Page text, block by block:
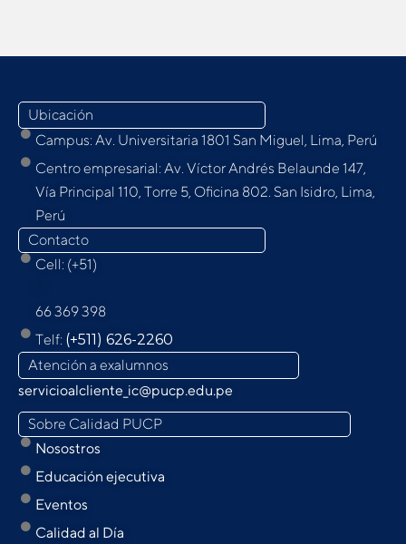
Ubicación
Campus: Av. Universitaria 1801 San Miguel, Lima, Perú
Centro empresarial: Av. Víctor Andrés Belaunde 147,
Vía Principal 110, Torre 5, Oﬁcina 802. San Isidro, Lima,
Perú
Contacto
Cell: (+51)
66 369 398
Telf: (+511) 626-2260
Atención a exalumnos
servicioalcliente_ic@pucp.edu.pe
Sobre Calidad PUCP
Nosostros
Educación ejecutiva
Eventos
Calidad al Día